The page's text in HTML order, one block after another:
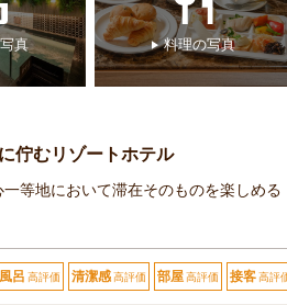
真 料理の写真
佇むリゾートホテル
等地において滞在そのものを楽しめる
風呂 高評価 清潔感高評価 部屋高評価 接客高評